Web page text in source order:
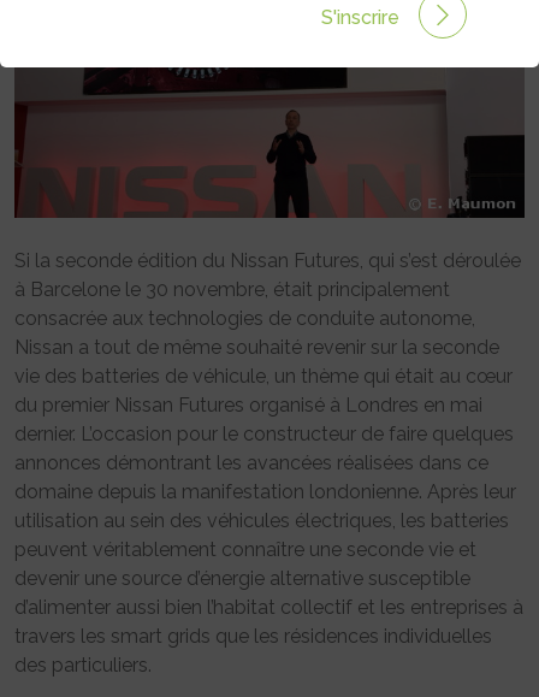
Si la seconde édition du Nissan Futures, qui s’est déroulée
à Barcelone le 30 novembre, était principalement
consacrée aux technologies de conduite autonome,
Nissan a tout de même souhaité revenir sur la seconde
vie des batteries de véhicule, un thème qui était au cœur
du premier Nissan Futures organisé à Londres en mai
dernier. L’occasion pour le constructeur de faire quelques
annonces démontrant les avancées réalisées dans ce
domaine depuis la manifestation londonienne. Après leur
utilisation au sein des véhicules électriques, les batteries
peuvent véritablement connaître une seconde vie et
devenir une source d’énergie alternative susceptible
d’alimenter aussi bien l’habitat collectif et les entreprises à
travers les smart grids que les résidences individuelles
des particuliers.
S'inscrire